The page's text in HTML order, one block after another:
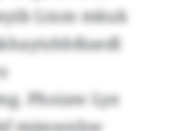
Ltxm mkuk
Phoiaw Lye
mimwnhw